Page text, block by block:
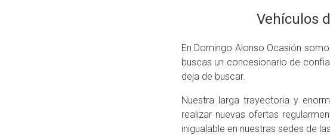
Vehículos
En Domingo Alonso Ocasión
buscas un concesionario de
deja de buscar.
Nuestra larga trayectoria y
realizar nuevas ofertas
inigualable en nuestras sedes de